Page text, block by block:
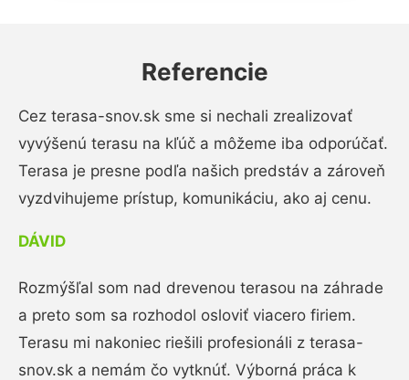
Referencie
Cez terasa-snov.sk sme si nechali zrealizovať
vyvýšenú terasu na kľúč a môžeme iba odporúčať.
Terasa je presne podľa našich predstáv a zároveň
vyzdvihujeme prístup, komunikáciu, ako aj cenu.
DÁVID
Rozmýšľal som nad drevenou terasou na záhrade
a preto som sa rozhodol osloviť viacero firiem.
Terasu mi nakoniec riešili profesionáli z terasa-
snov.sk a nemám čo vytknúť. Výborná práca k